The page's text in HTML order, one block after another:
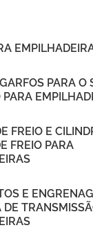
PARA O
PARA
FREIO E
FREIO PARA
E
DE